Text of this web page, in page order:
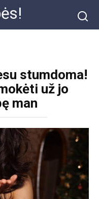
stumdoma!
už jo
man